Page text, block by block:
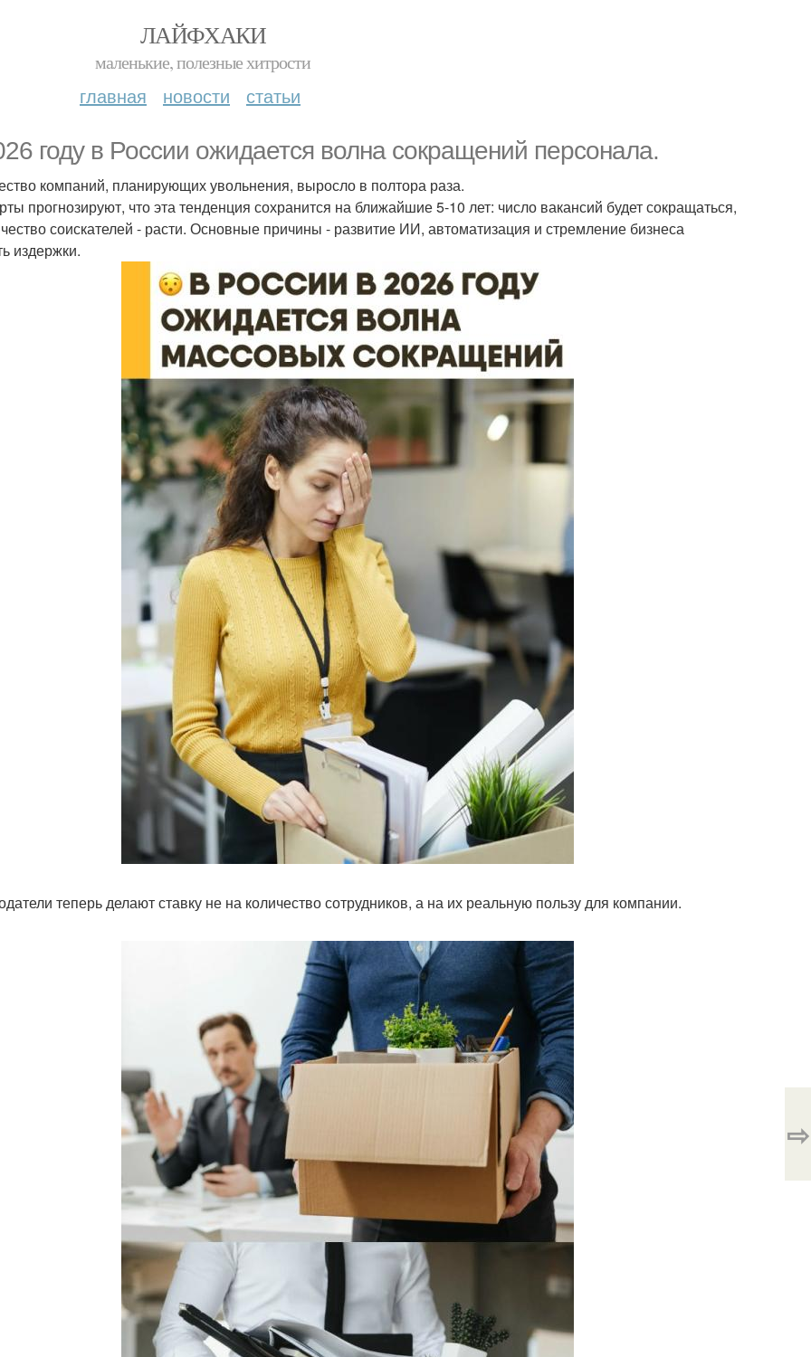
ЛАЙФХАКИ
маленькие, полезные хитрости
главная новости статьи
году в России ожидается волна сокращений персонала.
компаний, планирующих увольнения, выросло в полтора раза.
прогнозируют, что эта тенденция сохранится на ближайшие 5-10 лет: число вакансий будет сокращаться,
соискателей - расти. Основные причины - развитие ИИ, автоматизация и стремление бизнеса
издержки.
теперь делают ставку не на количество сотрудников, а на их реальную пользу для компании.
⇨